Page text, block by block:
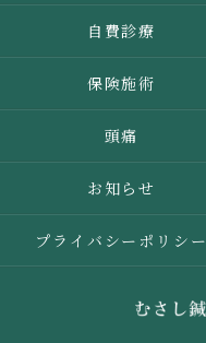
自費診療
保険施術
頭痛
お知らせ
プライバシーポリシー